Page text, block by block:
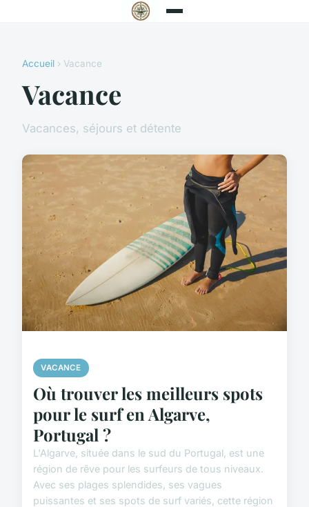
Accueil › Vacance
Vacance
Vacances, séjours et détente
VACANCE
Où trouver les meilleurs spots
pour le surf en Algarve,
Portugal ?
L'Algarve, située dans le sud du Portugal, est une
région de rêve pour les surfeurs de tous niveaux.
Avec ses plages splendides, ses vagues
puissantes et ses spots de surf variés, cette région